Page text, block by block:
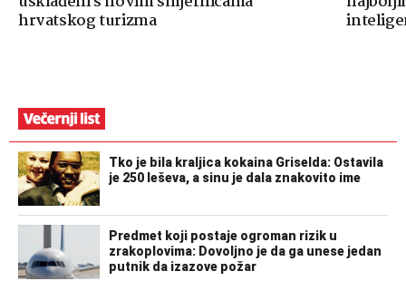
hrvatskog turizma